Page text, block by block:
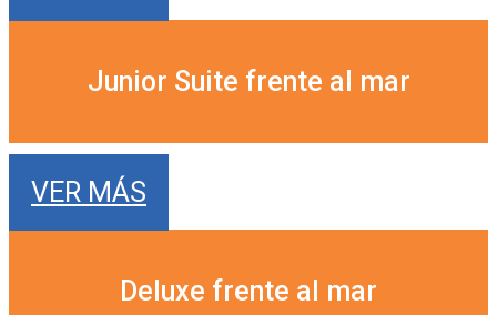
Junior Suite frente al mar
VER MÁS
Deluxe frente al mar